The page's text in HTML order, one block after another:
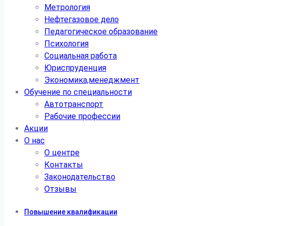
Метрология
Нефтегазовое дело
Педагогическое образование
Психология
Социальная работа
Юриспруденция
Экономика,менеджмент
Обучение по специальности
Автотранспорт
Рабочие профессии
Акции
О нас
О центре
Контакты
Законодательство
Отзывы
Повышение квалификации